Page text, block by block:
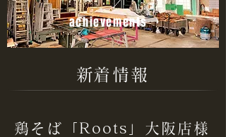
achievements
​新着情報
鶏そば「Roots」大阪店様